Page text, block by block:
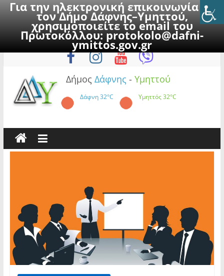
Για την ηλεκτρονική επικοινωνία με
τον Δήμο Δάφνης–Υμηττού,
χρησιμοποιείτε το email του
Πρωτοκόλλου:protokolo@dafni-
ymittos.gov.gr
to
Παρασκευή, 7 Αυγούστου 2026
Δήμος Δάφνης - Υμηττού
Δάφνη32°C Υμηττός32°C